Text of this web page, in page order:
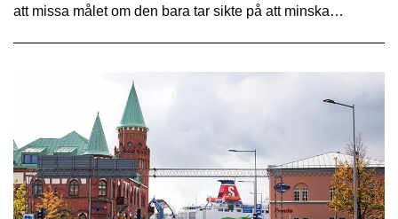
att missa målet om den bara tar sikte på att minska…